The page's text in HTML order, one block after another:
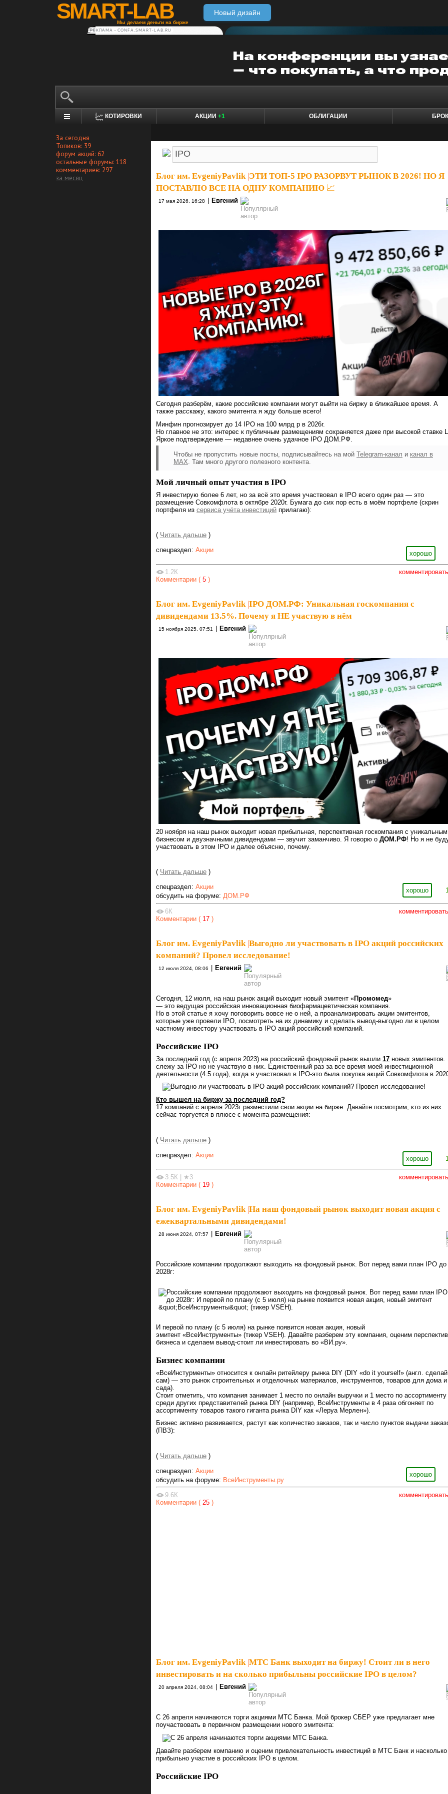
SMART-LAB
Мы делаем деньги на бирже
Новый дизайн
РЕКЛАМА • CONFA.SMART-LAB.RU
КОТИРОВКИ АКЦИИ +1 ОБЛИГАЦИИ
За сегодня
Топиков: 39
форум акций: 62
остальные форумы: 118
комментариев: 297
за месяц
Блог им. EvgeniyPavlik| ЭТИ ТОП-5 IPO РАЗОРВУТ РЫНОК В 2026! НО Я
ПОСТАВЛЮ ВСЕ НА ОДНУ КОМПАНИЮ 📈
17 мая 2026, 16:28 Евгений
Сегодня разберём, какие российские компании могут выйти на биржу в ближайшее время. А
также расскажу, какого эмитента я жду больше всего!
Минфин прогнозирует до 14 IPO на 100 млрд р в 2026г.
Но главное не это: интерес к публичным размещениям сохраняется даже при высокой ставке
Яркое подтверждение — недавнее очень удачное IPO ДОМ.РФ.
Чтобы не пропустить новые посты, подписывайтесь на мой Telegram-канал и канал в
MAX. Там много другого полезного контента.
Мой личный опыт участия в IPO
Я инвестирую более 6 лет, но за всё это время участвовал в IPO всего один раз — это
размещение Совкомфлота в октябре 2020г. Бумага до сих пор есть в моём портфеле (скрин
портфеля из сервиса учёта инвестиций прилагаю):
( Читать дальше )
хорошо
спецраздел: Акции
комментировать
1.2К
Комментарии ( 5 )
Блог им. EvgeniyPavlik| IPO ДОМ.РФ: Уникальная госкомпания с
дивидендами 13.5%. Почему я НЕ участвую в нём
15 ноября 2025, 07:51 Евгений
20 ноября на наш рынок выходит новая прибыльная, перспективная госкомпания с уникальным
бизнесом и двузначными дивидендами — звучит заманчиво. Я говорю о ДОМ.РФ! Но я не
участвовать в этом IPO и далее объясню, почему.
( Читать дальше )
хорошо
спецраздел: Акции
обсудить на форуме: ДОМ.РФ
комментировать
6К
Комментарии ( 17 )
Блог им. EvgeniyPavlik |Выгодно ли участвовать в IPO акций российских
компаний? Провел исследование!
12 июля 2024, 08:06 | Евгений
Сегодня, 12 июля, на наш рынок акций выходит новый эмитент «Промомед»
— это ведущая российская инновационная биофармацевтическая компания.
Но в этой статье я хочу поговорить вовсе не о ней, а проанализировать акции эмитентов,
которые уже провели IPO, посмотреть на их динамику и сделать вывод-выгодно ли в целом
частному инвестору участвовать в IPO акций российский компаний.
Российские IPO
За последний год (с апреля 2023) на российский фондовый рынок вышли 17 новых эмитентов.
слежу за IPO но не участвую в них. Единственный раз за все время моей инвестиционной
деятельности (4.5 года), когда я участвовал в IPO-это была покупка акций Совкомфлота в
Кто вышел на биржу за последний год?
17 компаний с апреля 2023г разместили свои акции на бирже. Давайте посмотрим, кто из них
сейчас торгуется в плюсе с момента размещения:
( Читать дальше )
хорошо
спецраздел: Акции
комментировать
3.5К
★3
Комментарии ( 19 )
Блог им. EvgeniyPavlik|На наш фондовый рынок выходит новая акция с
ежеквартальными дивидендами!
28 июня 2024, 07:57 Евгений
Российские компании продолжают выходить на фондовый рынок. Вот перед вами план IPO до
2028г:
И первой по плану (с 5 июля) на рынке появится новая акция, новый
эмитент «ВсеИнструменты» (тикер VSEH). Давайте разберем эту компания, оценим
бизнеса и сделаем вывод-стоит ли инвестировать во «ВИ.ру».
Бизнес компании
«ВсеИнстурменты» относится к онлайн ритейлеру рынка DIY (DIY «do it yourself» (англ. сделай
сам) — это рынок строительных и отделочных материалов, инструментов, товаров для дома и
сада).
Стоит отметить, что компания занимает 1 место по онлайн выручки и 1 место по ассортименту
среди других представителей рынка DIY (например, ВсеИнструменты в 4 раза обгоняет по
ассортименту товаров такого гиганта рынка DIY как «Леруа Мерлен»).
Бизнес активно развивается, растут как количество заказов, так и число пунктов выдачи
(ПВЗ):
( Читать дальше )
хорошо
спецраздел: Акции
обсудить на форуме: ВсеИнструменты.ру
комментировать
9.6К
Комментарии ( 25 )
Блог им. EvgeniyPavlik|МТС Банк выходит на биржу! Стоит ли в него
инвестировать и на сколько прибыльны российские IPO в целом?
20 апреля 2024, 08:04 Евгений
С 26 апреля начинаются торги акциями МТС Банка. Мой брокер СБЕР уже предлагает мне
поучаствовать в первичном размещении нового эмитента:
Давайте разберем компанию и оценим привлекательность инвестиций в МТС Банк и насколько
прибыльно участие в российских IPO в целом.
Российские IPO